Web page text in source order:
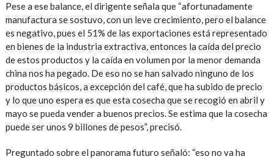
Pese a ese balance, el dirigente señala que “afortunadamente
manufactura se sostuvo, con un leve crecimiento, pero el balance
es negativo, pues el 51% de las exportaciones está representado
en bienes de la industria extractiva, entonces la caída del precio
de estos productos y la caída en volumen por la menor demanda
china nos ha pegado. De eso no se han salvado ninguno de los
productos básicos, a excepción del café, que ha subido de precio
y lo que uno espera es que esta cosecha que se recogió en abril y
mayo se pueda vender a buenos precios. Se estima que la cosecha
puede ser unos 9 billones de pesos”, precisó.
Preguntado sobre el panorama futuro señaló: “eso no va ha